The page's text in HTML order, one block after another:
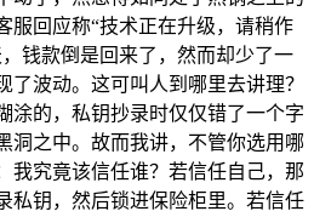
服回应称“技术正在升级，请稍作
钱款倒是回来了，然而却少了一
了波动。这可叫人到哪里去讲理？
涂的，私钥抄录时仅仅错了一个字
洞之中。故而我讲，不管你选用哪
我究竟该信任谁？若信任自己，那
私钥，然后锁进保险柜里。若信任